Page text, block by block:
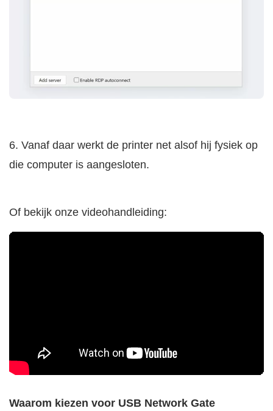
6. Vanaf daar werkt de printer net alsof hij fysiek op
die computer is aangesloten.
Of bekijk onze videohandleiding:
Waarom kiezen voor USB Network Gate